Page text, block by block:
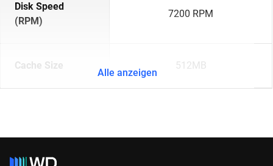
Disk Speed
(RPM)
7200 RPM
Cache Size 512MB
Alle anzeigen